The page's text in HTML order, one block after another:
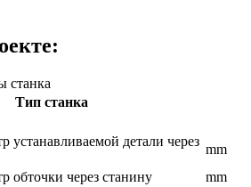
станка
Тип станка
детали через
mm
обточки через станину
mm